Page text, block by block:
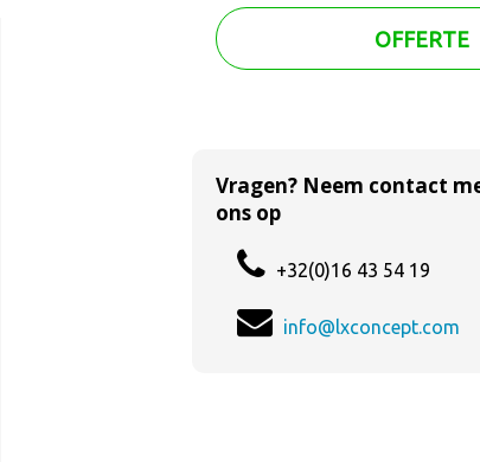
OFFERTE
Vragen? Neem contact
ons op
+32(0)16 43 54 19
info@lxconcept.com